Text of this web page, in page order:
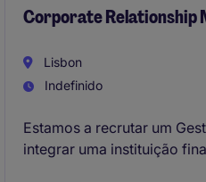
Corporate Relationship
Lisbon
Indefinido
Estamos a recrutar um
integrar uma instituição